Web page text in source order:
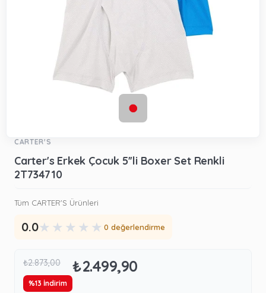
CARTER'S
Carter's Erkek Çocuk 5''li Boxer Set Renkli
2T734710
Tüm CARTER'S Ürünleri
0.0★ ★ ★ ★ ★ 0 değerlendirme
₺2.873,00 ₺2.499,90
%13 İndirim